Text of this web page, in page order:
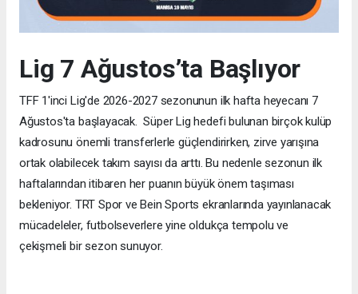
Lig 7 Ağustos’ta Başlıyor
TFF 1'inci Lig'de 2026-2027 sezonunun ilk hafta heyecanı 7
Ağustos'ta başlayacak. Süper Lig hedefi bulunan birçok kulüp
kadrosunu önemli transferlerle güçlendirirken, zirve yarışına
ortak olabilecek takım sayısı da arttı. Bu nedenle sezonun ilk
haftalarından itibaren her puanın büyük önem taşıması
bekleniyor. TRT Spor ve Bein Sports ekranlarında yayınlanacak
mücadeleler, futbolseverlere yine oldukça tempolu ve
çekişmeli bir sezon sunuyor.